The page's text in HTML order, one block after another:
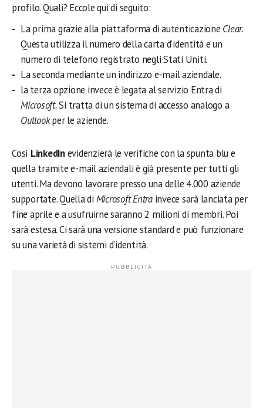
profilo. Quali? Eccole qui di seguito:
La prima grazie alla piattaforma di autenticazione Clear.
Questa utilizza il numero della carta d’identità e un
numero di telefono registrato negli Stati Uniti.
La seconda mediante un indirizzo e-mail aziendale.
la terza opzione invece è legata al servizio Entra di
Microsoft.Si tratta di un sistema di accesso analogo a
Outlookper le aziende.
Così LinkedInevidenzierà le verifiche con la spunta blu e
quella tramite e-mail aziendali è già presente per tutti gli
utenti. Ma devono lavorare presso una delle 4.000 aziende
supportate. Quella di Microsoft Entrainvece sarà lanciata per
fine aprile e a usufruirne saranno 2 milioni di membri. Poi
sarà estesa. Ci sarà una versione standard e può funzionare
su una varietà di sistemi d’identità.